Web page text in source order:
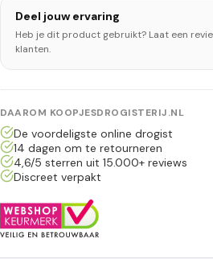
Deel jouw ervaring
Heb je dit product gebruikt? Laat een
klanten.
DAAROM KOOPJESDROGISTERIJ.NL
De voordeligste online drogist
14 dagen om te retourneren
4,6/5 sterren uit 15.000+ reviews
Discreet verpakt